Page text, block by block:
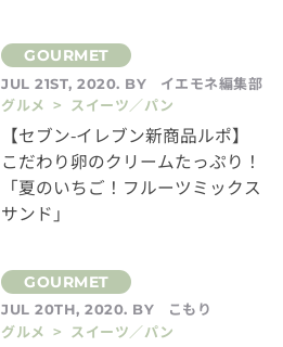
JUL 21ST, 2020. BY
イエモネ編集部
グルメ > スイーツ／パン
【セブン-イレブン新商品ルポ】
こだわり卵のクリームたっぷり！
「夏のいちご！フルーツミックス
サンド」
JUL 20TH, 2020. BY
こもり
グルメ > スイーツ／パン